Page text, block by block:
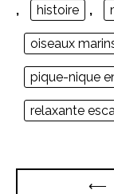
, histoire ,
oiseaux
pique-nique
relaxante
Navigation
⟵